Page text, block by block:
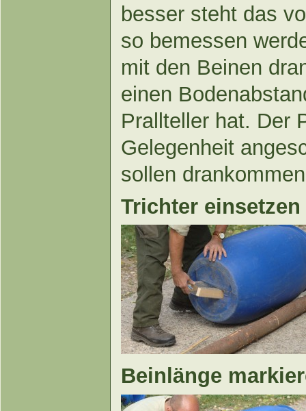
besser steht das
so bemessen
mit den Beinen
einen
Prallteller hat. Der
Gelegenheit
sollen
Trichter einsetzen
Beinlänge